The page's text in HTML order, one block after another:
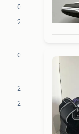
0
2
0
2
2